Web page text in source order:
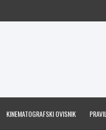
KINEMATOGRAFSKI OVISNIK